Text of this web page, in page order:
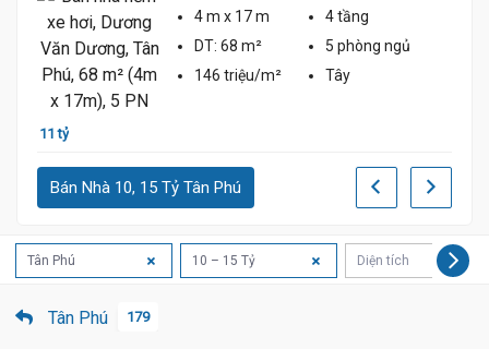
11 tỷ
4 m x 17 m
4 tầng
DT: 68 m² 5 phòng ngủ
146 triệu/m²
Tây
Bán Nhà 10, 15 Tỷ Tân Phú
Tân Phú 10 – 15 Tỷ Diện tích
Tân Phú 179